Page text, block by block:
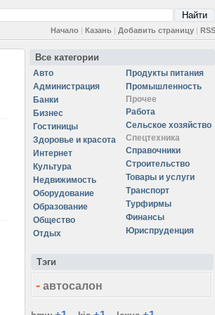
Начало | Казань | Добавить страницу | RSS
Все категории
Авто
Администрация
Банки
Бизнес
Гостиницы
Здоровье и красота
Интернет
Культура
Недвижимость
Оборудование
Образование
Общество
Отдых
Продукты питания
Промышленность
Прочее
Работа
Сельское хозяйство
Спецтехника
Справочники
Строительство
Товары и услуги
Транспорт
Турфирмы
Финансы
Юриспруденция
Тэги
- автосалон